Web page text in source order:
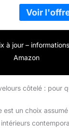
à jour –
Amazon
côtelé : pour
est un choix